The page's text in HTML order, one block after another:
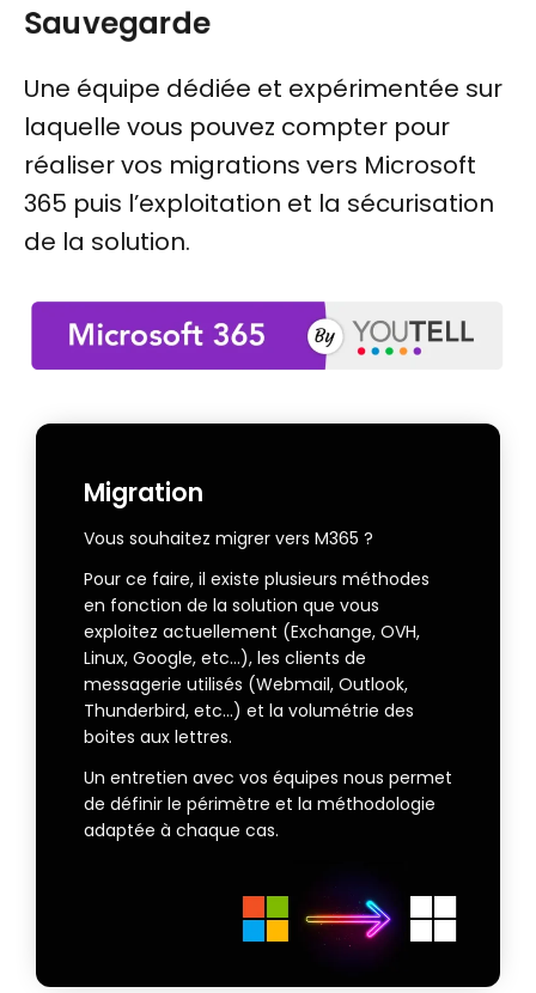
Sauvegarde
Une équipe dédiée et expérimentée sur
laquelle vous pouvez compter pour
réaliser vos migrations vers Microsoft
365 puis l’exploitation et la sécurisation
de la solution.
Migration
Vous souhaitez migrer vers M365 ?
Pour ce faire, il existe plusieurs méthodes
en fonction de la solution que vous
exploitez actuellement (Exchange, OVH,
Linux, Google, etc…), les clients de
messagerie utilisés (Webmail, Outlook,
Thunderbird, etc…) et la volumétrie des
boites aux lettres.
Un entretien avec vos équipes nous permet
de définir le périmètre et la méthodologie
adaptée à chaque cas.